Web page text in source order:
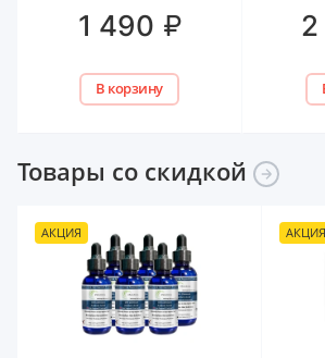
1 490 ₽
В корзину
Товары со скидкой
АКЦИЯ АКЦИЯ